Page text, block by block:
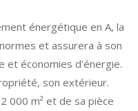
énergétique en A, la
et assurera à son
et économies d'énergie.
son extérieur.
000 m² et de sa pièce